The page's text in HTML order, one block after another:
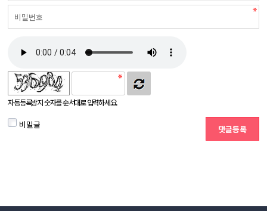
자동등록방지 숫자를 순서대로 입력하세요.
비밀글